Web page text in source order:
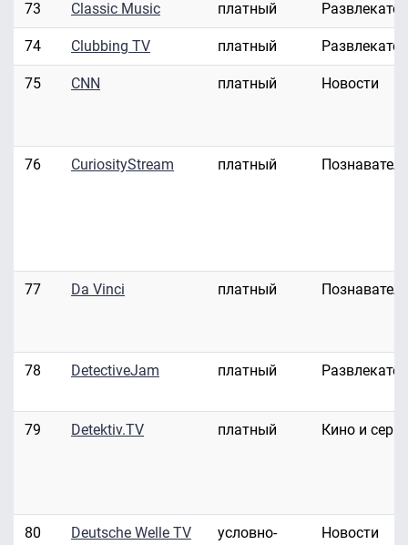
73 Classic Music платный
74 Clubbing TV платный
75 CNN платный Новости
76 CuriosityStream платный
77 Da Vinci платный
78 DetectiveJam платный
79 Detektiv.TV платный Кино и
80 Deutsche Welle TV
условно-
Новости